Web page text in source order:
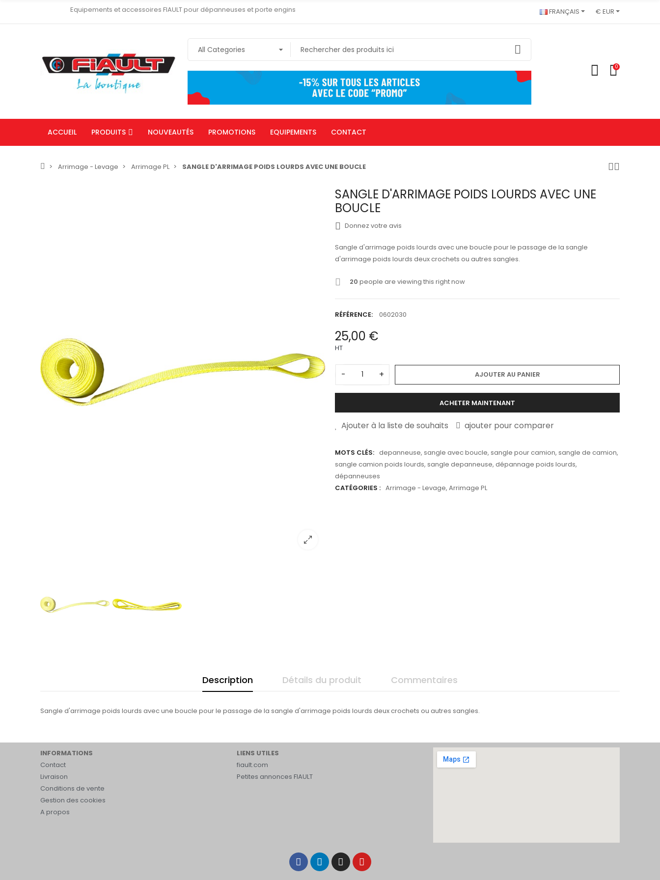
Equipements et accessoires FIAULT pour dépanneuses et porte engins FRANÇAIS € EUR
0
ACCUEIL PRODUITS NOUVEAUTÉS PROMOTIONS EQUIPEMENTS CONTACT
Arrimage - Levage Arrimage PL SANGLE D'ARRIMAGE POIDS LOURDS AVEC UNE BOUCLE
SANGLE D'ARRIMAGE POIDS LOURDS AVEC UNE
BOUCLE
Donnez votre avis
Sangle d'arrimage poids lourds avec une boucle pour le passage de la sangle
d'arrimage poids lourds deux crochets ou autres sangles.
20 people are viewing this right now
RÉFÉRENCE: 0602030
25,00 €
HT
- + AJOUTER AU PANIER
ACHETER MAINTENANT
Ajouter à la liste de souhaits ajouter pour comparer
MOTS CLÉS: depanneuse, sangle avec boucle, sangle pour camion, sangle de camion,
sangle camion poids lourds, sangle depanneuse, dépannage poids lourds,
dépanneuses
CATÉGORIES : Arrimage - Levage, Arrimage PL
Description Détails du produit Commentaires
Sangle d'arrimage poids lourds avec une boucle pour le passage de la sangle d'arrimage poids lourds deux crochets ou autres sangles.
INFORMATIONS
Contact
Livraison
Conditions de vente
Gestion des cookies
A propos
LIENS UTILES
fiault.com
Petites annonces FIAULT